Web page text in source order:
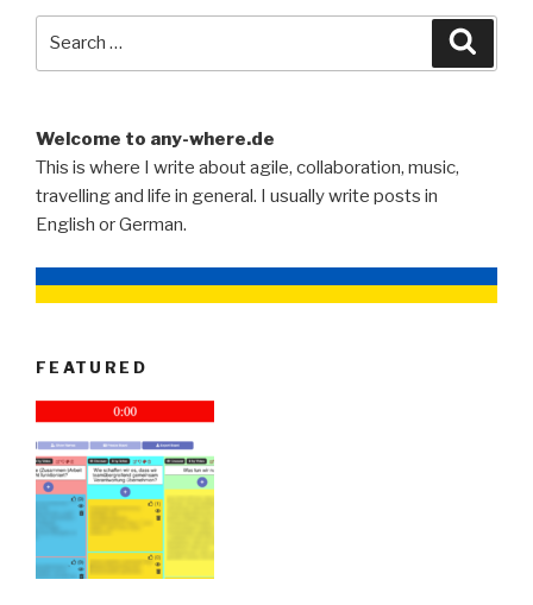
Welcome to any-where.de
This is where I write about agile, collaboration, music,
travelling and life in general. I usually write posts in
English or German.
FEATURED